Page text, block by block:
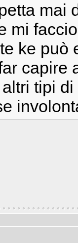
mai
mi
ke può
capire
tipi